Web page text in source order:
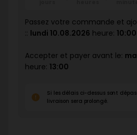
Passez votre commande et
:: lundi 10.08.2026 heure: 10:00
Accepter et payer avant le:
heure: 13:00
Si les délais ci-dessus sont
livraison sera prolongé.